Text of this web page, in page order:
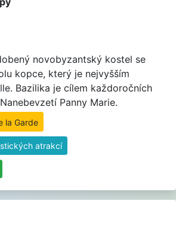
novobyzantský kostel se
kopce, který je nejvyšším
Bazilika je cílem každoročních
Panny Marie.
atrakcí